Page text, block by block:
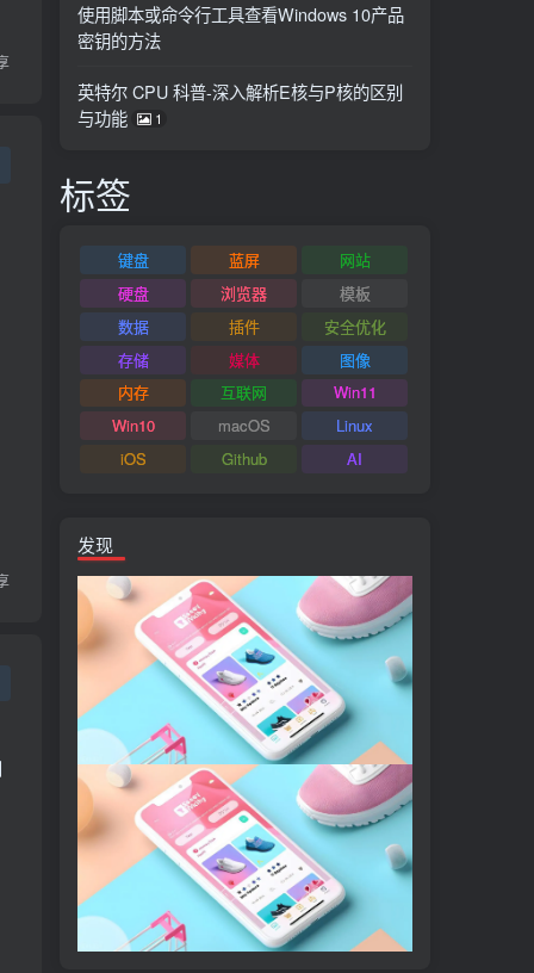
使用脚本或命令行工具查看Windows 10产品
密钥的方法
英特尔 CPU 科普-深入解析E核与P核的区别
与功能
1
标签
键盘 蓝屏
网站
硬盘
浏览器
模板
数据
插件
安全优化
存储
媒体
图像
内存
互联网
Win11
Win10
macOS
Linux
iOS
Github AI
发现